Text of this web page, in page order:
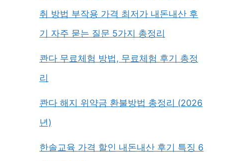
취 방법 부작용 가격 최저가 내돈내산 후
기 자주 묻는 질문 5가지 총정리
콴다 무료체험 방법, 무료체험 후기 총정
리
콴다 해지 위약금 환불방법 총정리 (2026
년)
한솔교육 가격 할인 내돈내산 후기 특징 6